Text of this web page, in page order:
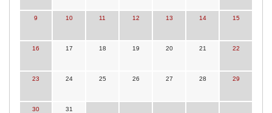
9 10 11 12 13 14 15
16 17 18 19 20 21 22
23 24 25 26 27 28 29
30 31